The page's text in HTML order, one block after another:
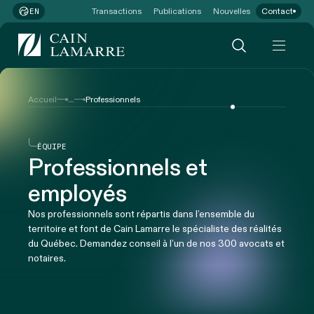
EN Transactions Publications Nouvelles Contact
Accueil ... Professionnels
ÉQUIPE
Professionnels et
employés
Nos professionnels sont répartis dans l’ensemble du
territoire et font de Cain Lamarre le spécialiste des réalités
du Québec. Demandez conseil à l’un de nos 300 avocats et
notaires.